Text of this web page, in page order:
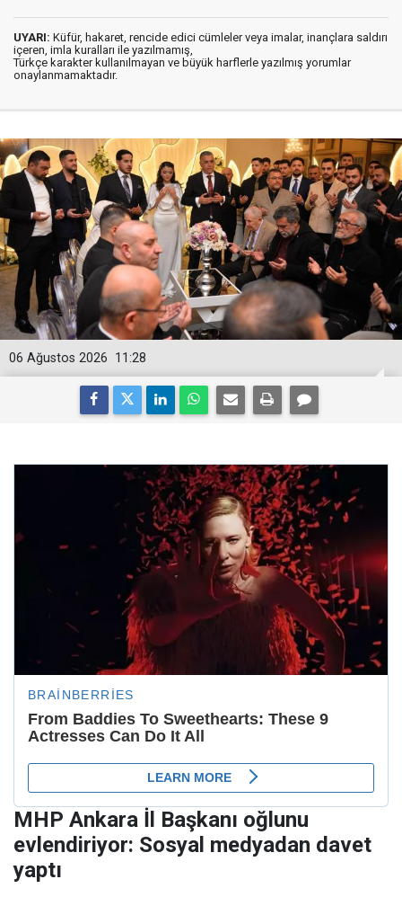
UYARI: Küfür, hakaret, rencide edici cümleler veya imalar, inançlara saldırı
içeren, imla kuralları ile yazılmamış,
Türkçe karakter kullanılmayan ve büyük harflerle yazılmış yorumlar
onaylanmamaktadır.
11:28
06 Ağustos 2026
MHP Ankara İl Başkanı oğlunu
evlendiriyor: Sosyal medyadan davet
yaptı